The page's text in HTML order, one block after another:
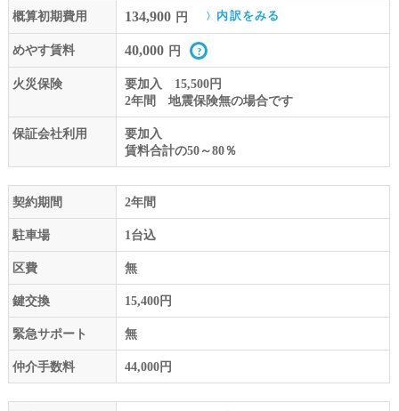
概算初期費用 134,900 円 内訳をみる
めやす賃料 40,000 円
火災保険
要加入 15,500円
2年間 地震保険無の場合です
保証会社利用
要加入
賃料合計の50～80％
契約期間 2年間
駐車場 1台込
区費 無
鍵交換 15,400円
緊急サポート 無
仲介手数料 44,000円